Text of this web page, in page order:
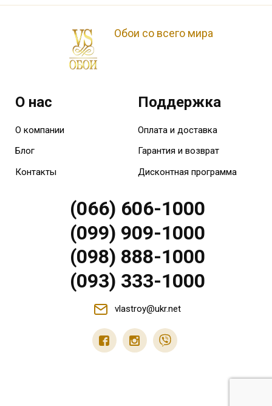
Обои со всего мира
О нас
О компании
Блог
Контакты
Поддержка
Оплата и доставка
Гарантия и возврат
Дисконтная программа
(066) 606-1000
(099) 909-1000
(098) 888-1000
(093) 333-1000
vlastroy@ukr.net